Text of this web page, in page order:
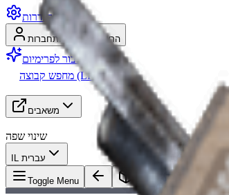
הגדרות
התחברות הרשמה
עבור לפרימיום
מחפש קבוצה (LFG)
משאבים
שינוי שפה
IL עברית
Toggle Menu פריט: